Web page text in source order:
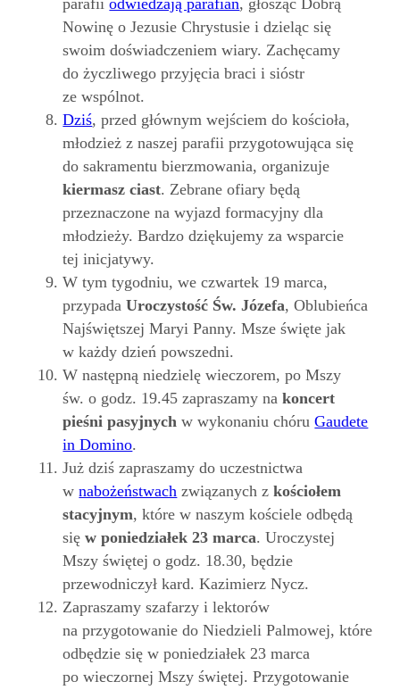
Nowinę o Jezusie Chrystusie i dzieląc się
swoim doświadczeniem wiary. Zachęcamy
do życzliwego przyjęcia braci i sióstr
ze wspólnot.
Dziś, przed głównym wejściem do kościoła,
młodzież z naszej parafii przygotowująca się
do sakramentu bierzmowania, organizuje
kiermasz ciast. Zebrane ofiary będą
przeznaczone na wyjazd formacyjny dla
młodzieży. Bardzo dziękujemy za wsparcie
tej inicjatywy.
W tym tygodniu, we czwartek 19 marca,
przypadaUroczystość Św. Józefa, Oblubieńca
Najświętszej Maryi Panny. Msze święte jak
w każdy dzień powszedni.
W następną niedzielę wieczorem, po Mszy
św. o godz. 19.45 zapraszamy nakoncert
pieśni pasyjnych w wykonaniu chóruGaudete
in Domino.
Już dziś zapraszamy do uczestnictwa
wnabożeństwach związanych zkościołem
stacyjnym, które w naszym kościele odbędą
sięw poniedziałek 23 marca. Uroczystej
Mszy świętej o godz. 18.30, będzie
przewodniczył kard. Kazimierz Nycz.
Zapraszamy szafarzy i lektorów
na przygotowanie do Niedzieli Palmowej, które
odbędzie się w poniedziałek 23 marca
po wieczornej Mszy świętej. Przygotowanie